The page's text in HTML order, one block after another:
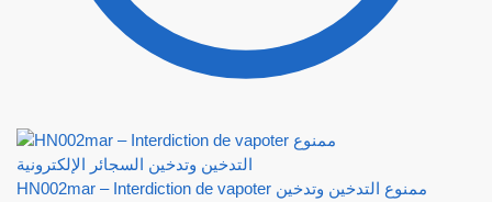
HN002mar – Interdiction de vapoter ممنوع التدخين وتدخين